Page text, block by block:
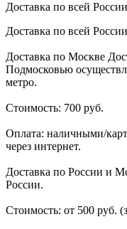
Доставка по всей России
Доставка по всей России
Доставка по Москве
Подмосковью
метро.
Стоимость: 700 руб.
Оплата: наличными/
через интернет.
Доставка по России и
России.
Стоимость: от 500 руб.